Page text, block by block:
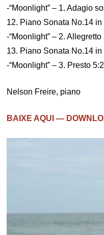
-“Moonlight” – 1. Adagio
12. Piano Sonata No.14
-“Moonlight” – 2. Allegretto
13. Piano Sonata No.14
-“Moonlight” – 3. Presto
Nelson Freire, piano
BAIXE AQUI —